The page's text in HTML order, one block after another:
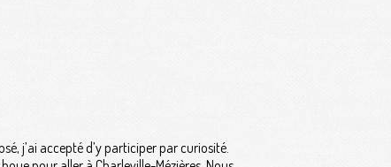
j’ai accepté d’y participer par curiosité.